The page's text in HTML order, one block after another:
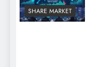
SHARE MARKET